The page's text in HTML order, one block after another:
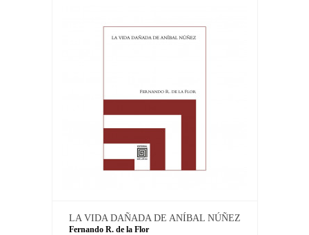
LA VIDA DAÑADA DE ANÍBAL NÚÑEZ
Fernando R. de la Flor